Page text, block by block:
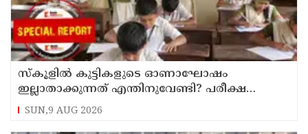
സ്‌കൂളില്‍ കുട്ടികളുടെ ഓണാഘോഷം
ഇല്ലാതാക്കുന്നത് എന്തിനുവേണ്ടി? പരീക്ഷ
ഷെഡ്യൂള്‍ മാറ്റിയത് തിരുത്തുമോ?
SUN,9 AUG 2026